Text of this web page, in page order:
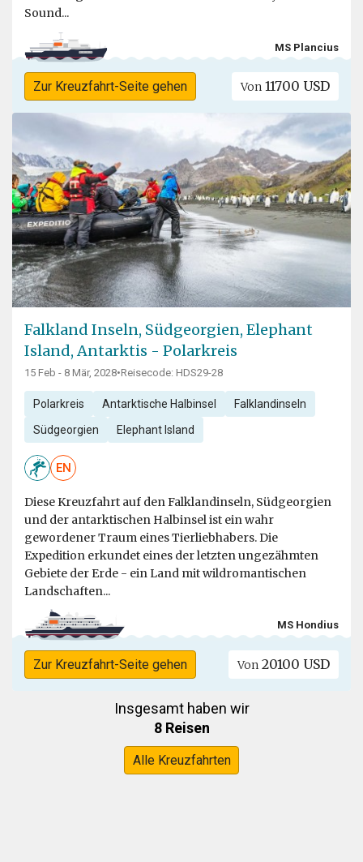
Sound...
MS Plancius
Zur Kreuzfahrt-Seite gehen Von 11700 USD
Falkland Inseln, Südgeorgien, Elephant
Island, Antarktis - Polarkreis
15 Feb - 8 Mär, 2028•Reisecode: HDS29-28
Polarkreis Antarktische Halbinsel Falklandinseln
Südgeorgien Elephant Island
EN
Diese Kreuzfahrt auf den Falklandinseln, Südgeorgien
und der antarktischen Halbinsel ist ein wahr
gewordener Traum eines Tierliebhabers. Die
Expedition erkundet eines der letzten ungezähmten
Gebiete der Erde - ein Land mit wildromantischen
Landschaften...
MS Hondius
Zur Kreuzfahrt-Seite gehen Von 20100 USD
Insgesamt haben wir
8 Reisen
Alle Kreuzfahrten